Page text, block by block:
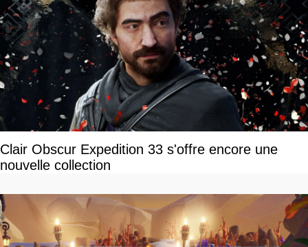
Clair Obscur Expedition 33 s'offre encore une
nouvelle collection